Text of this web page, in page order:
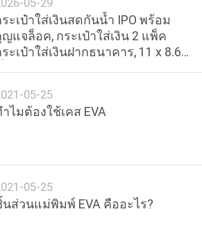
ะเป๋าใส่เงินสดกันน้ำ IPO พร้อม
แจล็อค, กระเป๋าใส่เงิน 2 แพ็ค
ะเป๋าใส่เงินฝากธนาคาร, 11 x 8.6
นเดินทางแบบพกพาปกป้อง
งสือเดินทาง, ของมีค่า
05-25
ไมต้องใช้เคส EVA
05-25
นส่วนแม่พิมพ์ EVA คืออะไร?